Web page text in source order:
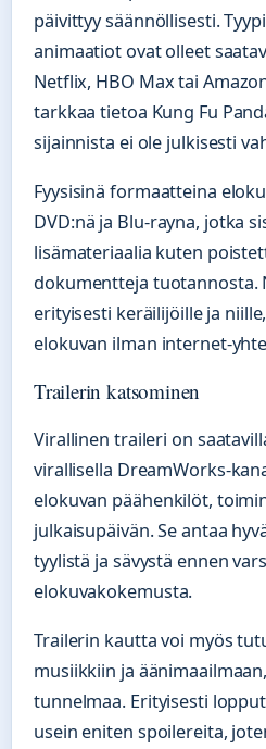
päivittyy säännöllisesti.
animaatiot ovat olleet
Netflix, HBO Max tai
tarkkaa tietoa Kung Fu
sijainnista ei ole julkisesti
Fyysisinä formaatteina
DVD:nä ja Blu-rayna, jotka
lisämateriaalia kuten
dokumentteja tuotannosta.
erityisesti keräilijöille ja
elokuvan ilman internet-
Trailerin katsominen
Virallinen traileri on
virallisella DreamWorks-
elokuvan päähenkilöt,
julkaisupäivän. Se antaa
tyylistä ja sävystä ennen
elokuvakokemusta.
Trailerin kautta voi myös
musiikkiin ja
tunnelmaa. Erityisesti
usein eniten spoilereita,